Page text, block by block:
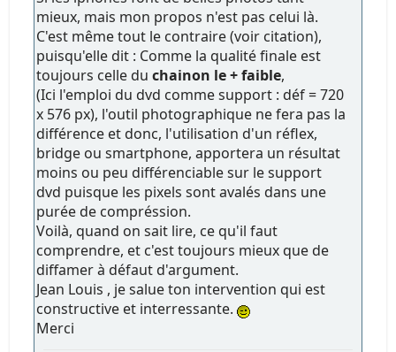
mieux, mais mon propos n'est pas celui là.
C'est même tout le contraire (voir citation),
puisqu'elle dit : Comme la qualité finale est
toujours celle duchainon le + faible,
(Ici l'emploi du dvd comme support : déf = 720
x 576 px), l'outil photographique ne fera pas la
différence et donc, l'utilisation d'un réflex,
bridge ou smartphone, apportera un résultat
moins ou peu différenciable sur le support
dvd puisque les pixels sont avalés dans une
purée de compréssion.
Voilà, quand on sait lire, ce qu'il faut
comprendre, et c'est toujours mieux que de
diffamer à défaut d'argument.
Jean Louis , je salue ton intervention qui est
constructive et interressante.
Merci